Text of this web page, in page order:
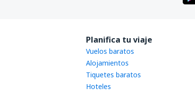
Planifica tu viaje
Vuelos baratos
Alojamientos
Tiquetes baratos
Hoteles